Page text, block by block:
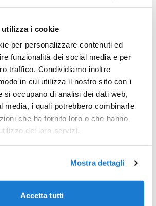
i cookie
per personalizzare contenuti ed
funzionalità dei social media e per
traffico. Condividiamo inoltre
in cui utilizza il nostro sito con i
si occupano di analisi dei dati web,
media, i quali potrebbero combinarle
che ha fornito loro o che hanno
dei loro servizi.
Mostra dettagli
Accetta tutti
personalizzata
che i dati presenti nel CRM siano
per permettere a
di poter accedere,
rimanere sempre aggiornati.
CRM le informazioni sui clienti
in strumenti in grado di
di business leggere le
degli obiettivi e il
clienti